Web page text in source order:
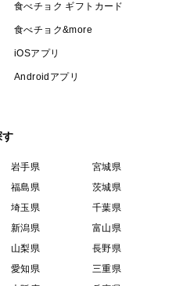
食べチョク ギフトカード
食べチョク&more
iOSアプリ
Androidアプリ
す
岩手県
宮城県
福島県
茨城県
埼玉県
千葉県
新潟県
富山県
山梨県
長野県
愛知県
三重県